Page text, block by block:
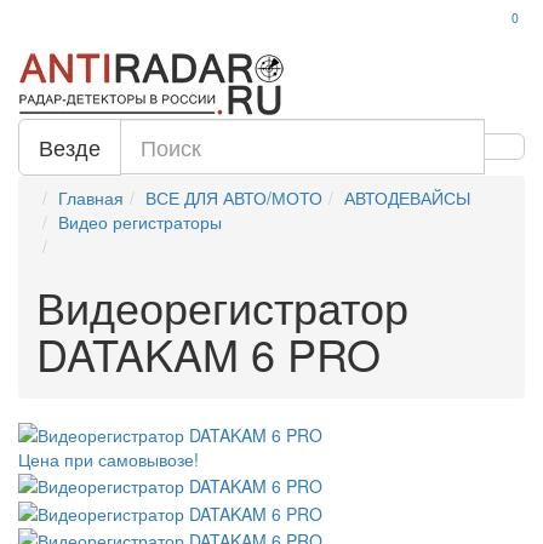
0
Везде
Главная ВСЕ ДЛЯ АВТО/МОТО
АВТОДЕВАЙСЫ
Видео регистраторы
Видеорегистратор
DATAKAM 6 PRO
Цена при самовывозе!